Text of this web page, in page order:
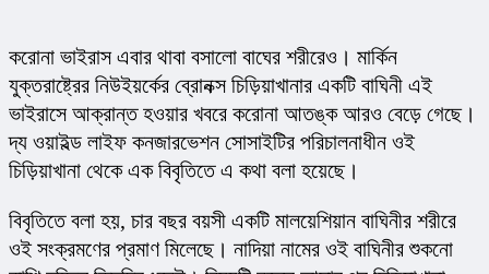
করোনা ভাইরাস এবার থাবা বসালো বাঘের শরীরেও। মার্কিন
যুক্তরাষ্ট্রের নিউইয়র্কের ব্রোনক্স চিড়িয়াখানার একটি বাঘিনী এই
ভাইরাসে আক্রান্ত হওয়ার খবরে করোনা আতঙ্ক আরও বেড়ে গেছে।
দ্য ওয়াইল্ড লাইফ কনজারভেশন সোসাইটির পরিচালনাধীন ওই
চিড়িয়াখানা থেকে এক বিবৃতিতে এ কথা বলা হয়েছে।
বিবৃতিতে বলা হয়, চার বছর বয়সী একটি মালয়েশিয়ান বাঘিনীর শরীরে
ওই সংক্রমণের প্রমাণ মিলেছে। নাদিয়া নামের ওই বাঘিনীর শুকনো